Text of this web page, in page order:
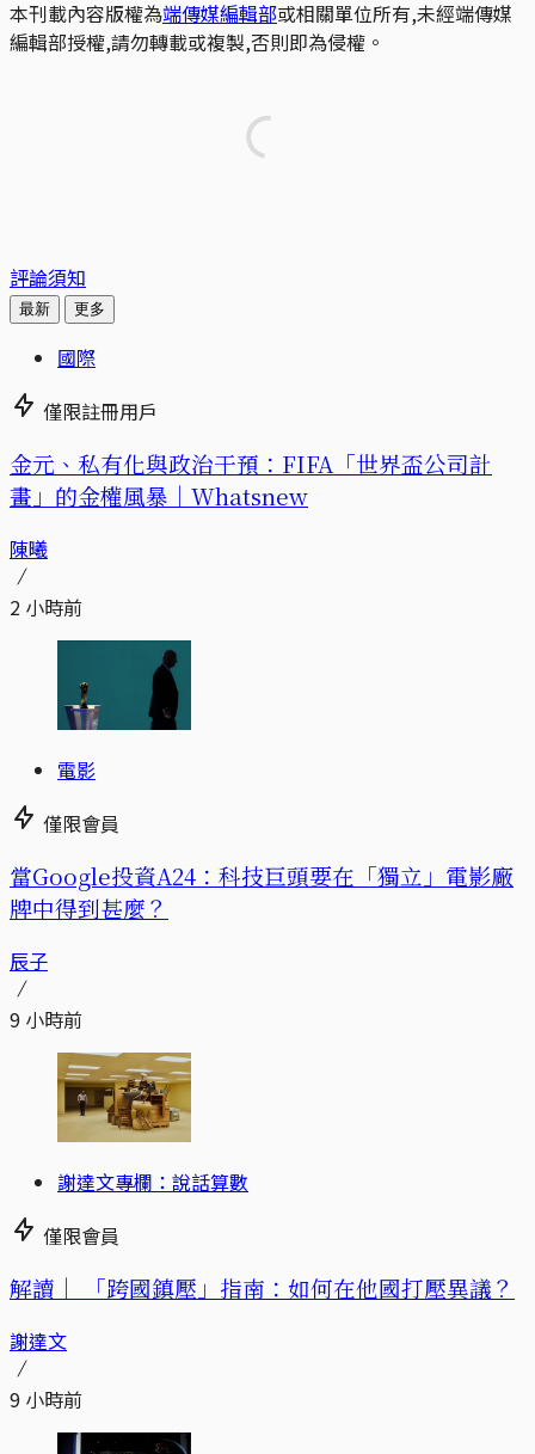
本刊載內容版權為端傳媒編輯部或相關單位所有,未經端傳媒
編輯部授權,請勿轉載或複製,否則即為侵權。
評論須知
最新 更多
國際
僅限註冊用戶
金元、私有化與政治干預：FIFA「世界盃公司計
畫」的金權風暴｜Whatsnew
陳曦
2 小時前
電影
僅限會員
當Google投資A24：科技巨頭要在「獨立」電影廠
牌中得到甚麼？
辰子
9 小時前
謝達文專欄：說話算數
僅限會員
解讀｜ 「跨國鎮壓」指南：如何在他國打壓異議？
謝達文
9 小時前